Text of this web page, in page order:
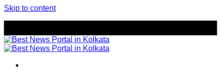
Skip to content